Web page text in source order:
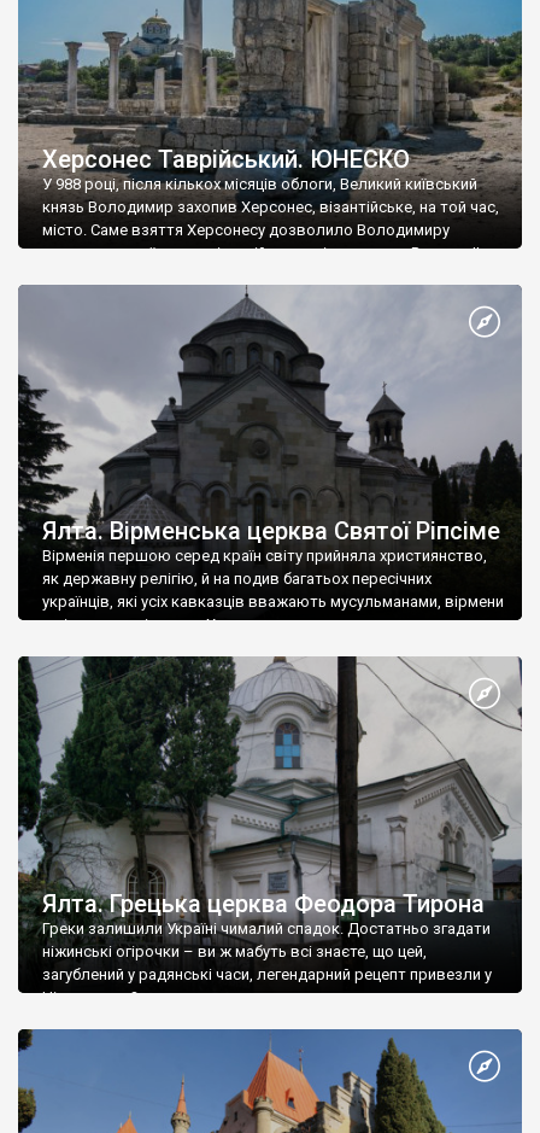
Херсонес Таврійський. ЮНЕСКО
У 988 році, після кількох місяців облоги, Великий київський
князь Володимир захопив Херсонес, візантійське, на той час,
місто. Саме взяття Херсонесу дозволило Володимиру
диктувати свої умови візантійському імператору Василю ІІ, та
Херсонесі Володимир-язичник, став Василем-християнином.
А потім було Хрещення Русі. На честь Херсонесу Таврійського
Ялта. Вірменська церква Святої Ріпсіме
Вірменія першою серед країн світу прийняла християнство,
як державну релігію, й на подив багатьох пересічних
українців, які усіх кавказців вважають мусульманами, вірмени
є відданими вірянами Христа
Ялта. Грецька церква Феодора Тирона
Греки залишили Україні чималий спадок. Достатньо згадати
ніжинські огірочки – ви ж мабуть всі знаєте, що цей,
загублений у радянські часи, легендарний рецепт привезли у
Ніжин греки?